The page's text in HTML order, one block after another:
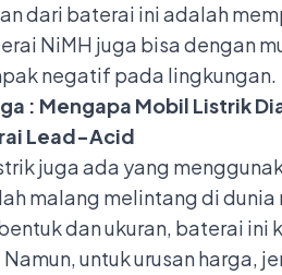
dari baterai ini adalah
NiMH juga bisa dengan
negatif pada lingkungan.
: Mengapa Mobil Listrik
Lead-Acid
juga ada yang
malang melintang di
dan ukuran, baterai
untuk urusan harga,